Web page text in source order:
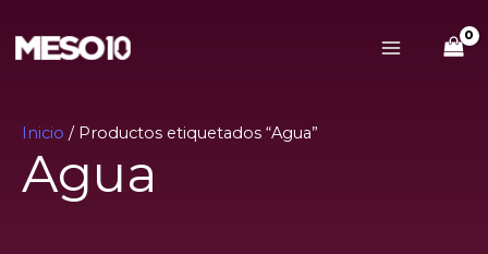
contenido
Menu
Inicio / Productos etiquetados “Agua”
Agua